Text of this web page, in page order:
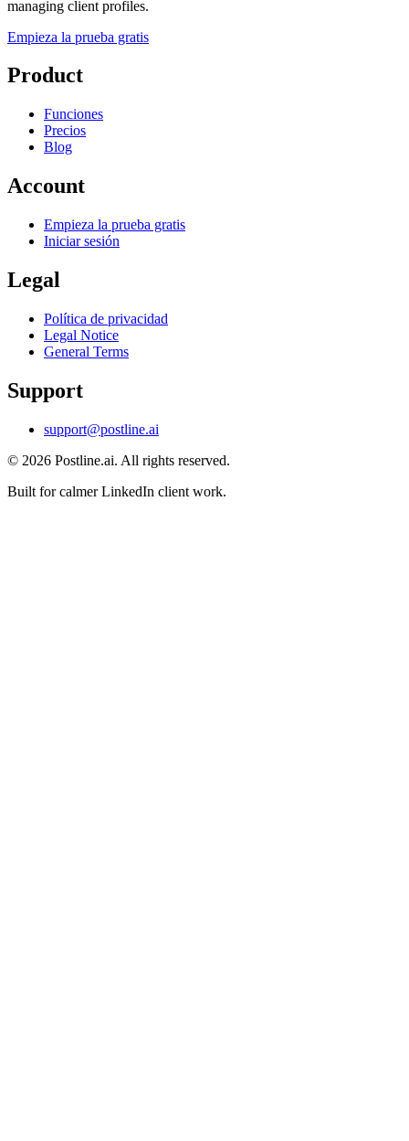
managing client profiles.
Empieza la prueba gratis
Product
Funciones
Precios
Blog
Account
Empieza la prueba gratis
Iniciar sesión
Legal
Política de privacidad
Legal Notice
General Terms
Support
support@postline.ai
© 2026 Postline.ai. All rights reserved.
Built for calmer LinkedIn client work.